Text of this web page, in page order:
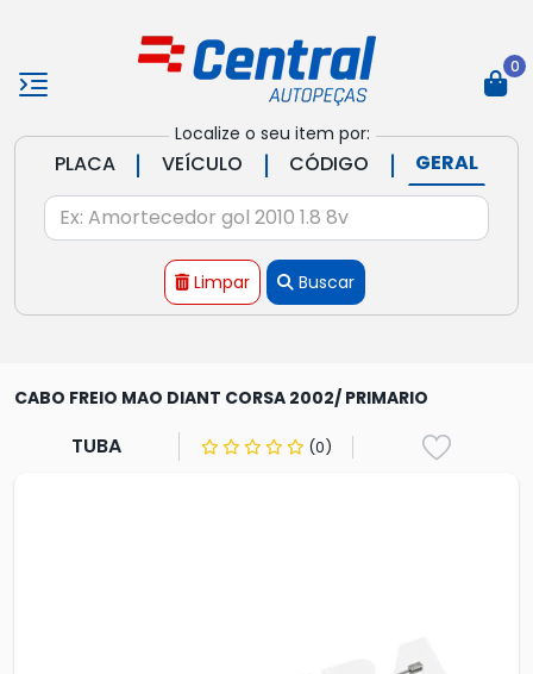
Localize o seu item por:
PLACA | VEÍCULO | CÓDIGO | GERAL
Limpar Buscar
0
CABO FREIO MAO DIANT CORSA 2002/ PRIMARIO
TUBA (0)